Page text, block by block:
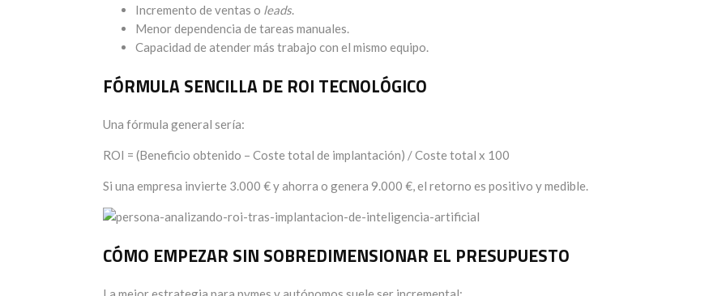
Incremento de ventas o leads.
Menor dependencia de tareas manuales.
Capacidad de atender más trabajo con el mismo equipo.
FÓRMULA SENCILLA DE ROI TECNOLÓGICO
Una fórmula general sería:
ROI = (Beneficio obtenido – Coste total de implantación) / Coste total x 100
Si una empresa invierte 3.000 € y ahorra o genera 9.000 €, el retorno es positivo y medible.
CÓMO EMPEZAR SIN SOBREDIMENSIONAR EL PRESUPUESTO